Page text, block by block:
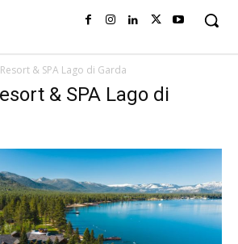
& SPA Lago di Garda
& SPA Lago di